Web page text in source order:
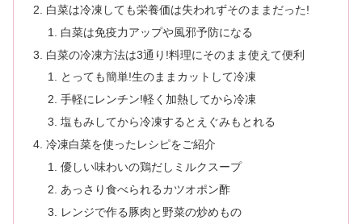
白菜は冷凍しても栄養価は失われずそのままだった!
白菜は免疫力アップや風邪予防になる
白菜の冷凍方法は3通り!料理にそのまま使えて便利
とっても簡単!生のままカットして冷凍
手軽にレンチン!軽く加熱してから冷凍
塩もみしてから冷凍するとえぐみもとれる
冷凍白菜を使ったレシピをご紹介
優しい味わいの鶏だしミルクスープ
あっさり食べられるカツオポン酢
レンジで作る豚肉と野菜の炒めもの